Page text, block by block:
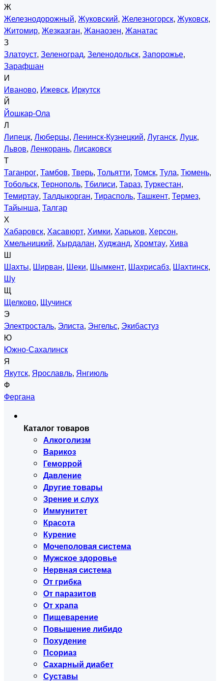
Ж
Железнодорожный, Жуковский, Железногорск, Жуковск,
Житомир, Жезказган, Жанаозен, Жанатас
З
Златоуст, Зеленоград, Зеленодольск, Запорожье,
Зарафшан
И
Иваново, Ижевск, Иркутск
Й
Йошкар-Ола
Л
Липецк, Люберцы, Ленинск-Кузнецкий, Луганск, Луцк,
Львов, Ленкорань, Лисаковск
Т
Таганрог, Тамбов, Тверь, Тольятти, Томск, Тула, Тюмень,
Тобольск, Тернополь, Тбилиси, Тараз, Туркестан,
Темиртау, Талдыкорган, Тирасполь, Ташкент, Термез,
Тайынша, Талгар
Х
Хабаровск, Хасавюрт, Химки, Харьков, Херсон,
Хмельницкий, Хырдалан, Худжанд, Хромтау, Хива
Ш
Шахты, Ширван, Шеки, Шымкент, Шахрисабз, Шахтинск,
Шу
Щ
Щелково, Щучинск
Э
Электросталь, Элиста, Энгельс, Экибастуз
Ю
Южно-Сахалинск
Я
Якутск, Ярославль, Янгиюль
Ф
Фергана
Каталог товаров
Алкоголизм
Варикоз
Геморрой
Давление
Другие товары
Зрение и слух
Иммунитет
Красота
Курение
Мочеполовая система
Мужское здоровье
Нервная система
От грибка
От паразитов
От храпа
Пищеварение
Повышение либидо
Похудение
Псориаз
Сахарный диабет
Суставы